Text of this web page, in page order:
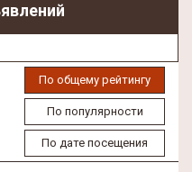
По общему рейтингу
По популярности
По дате посещения